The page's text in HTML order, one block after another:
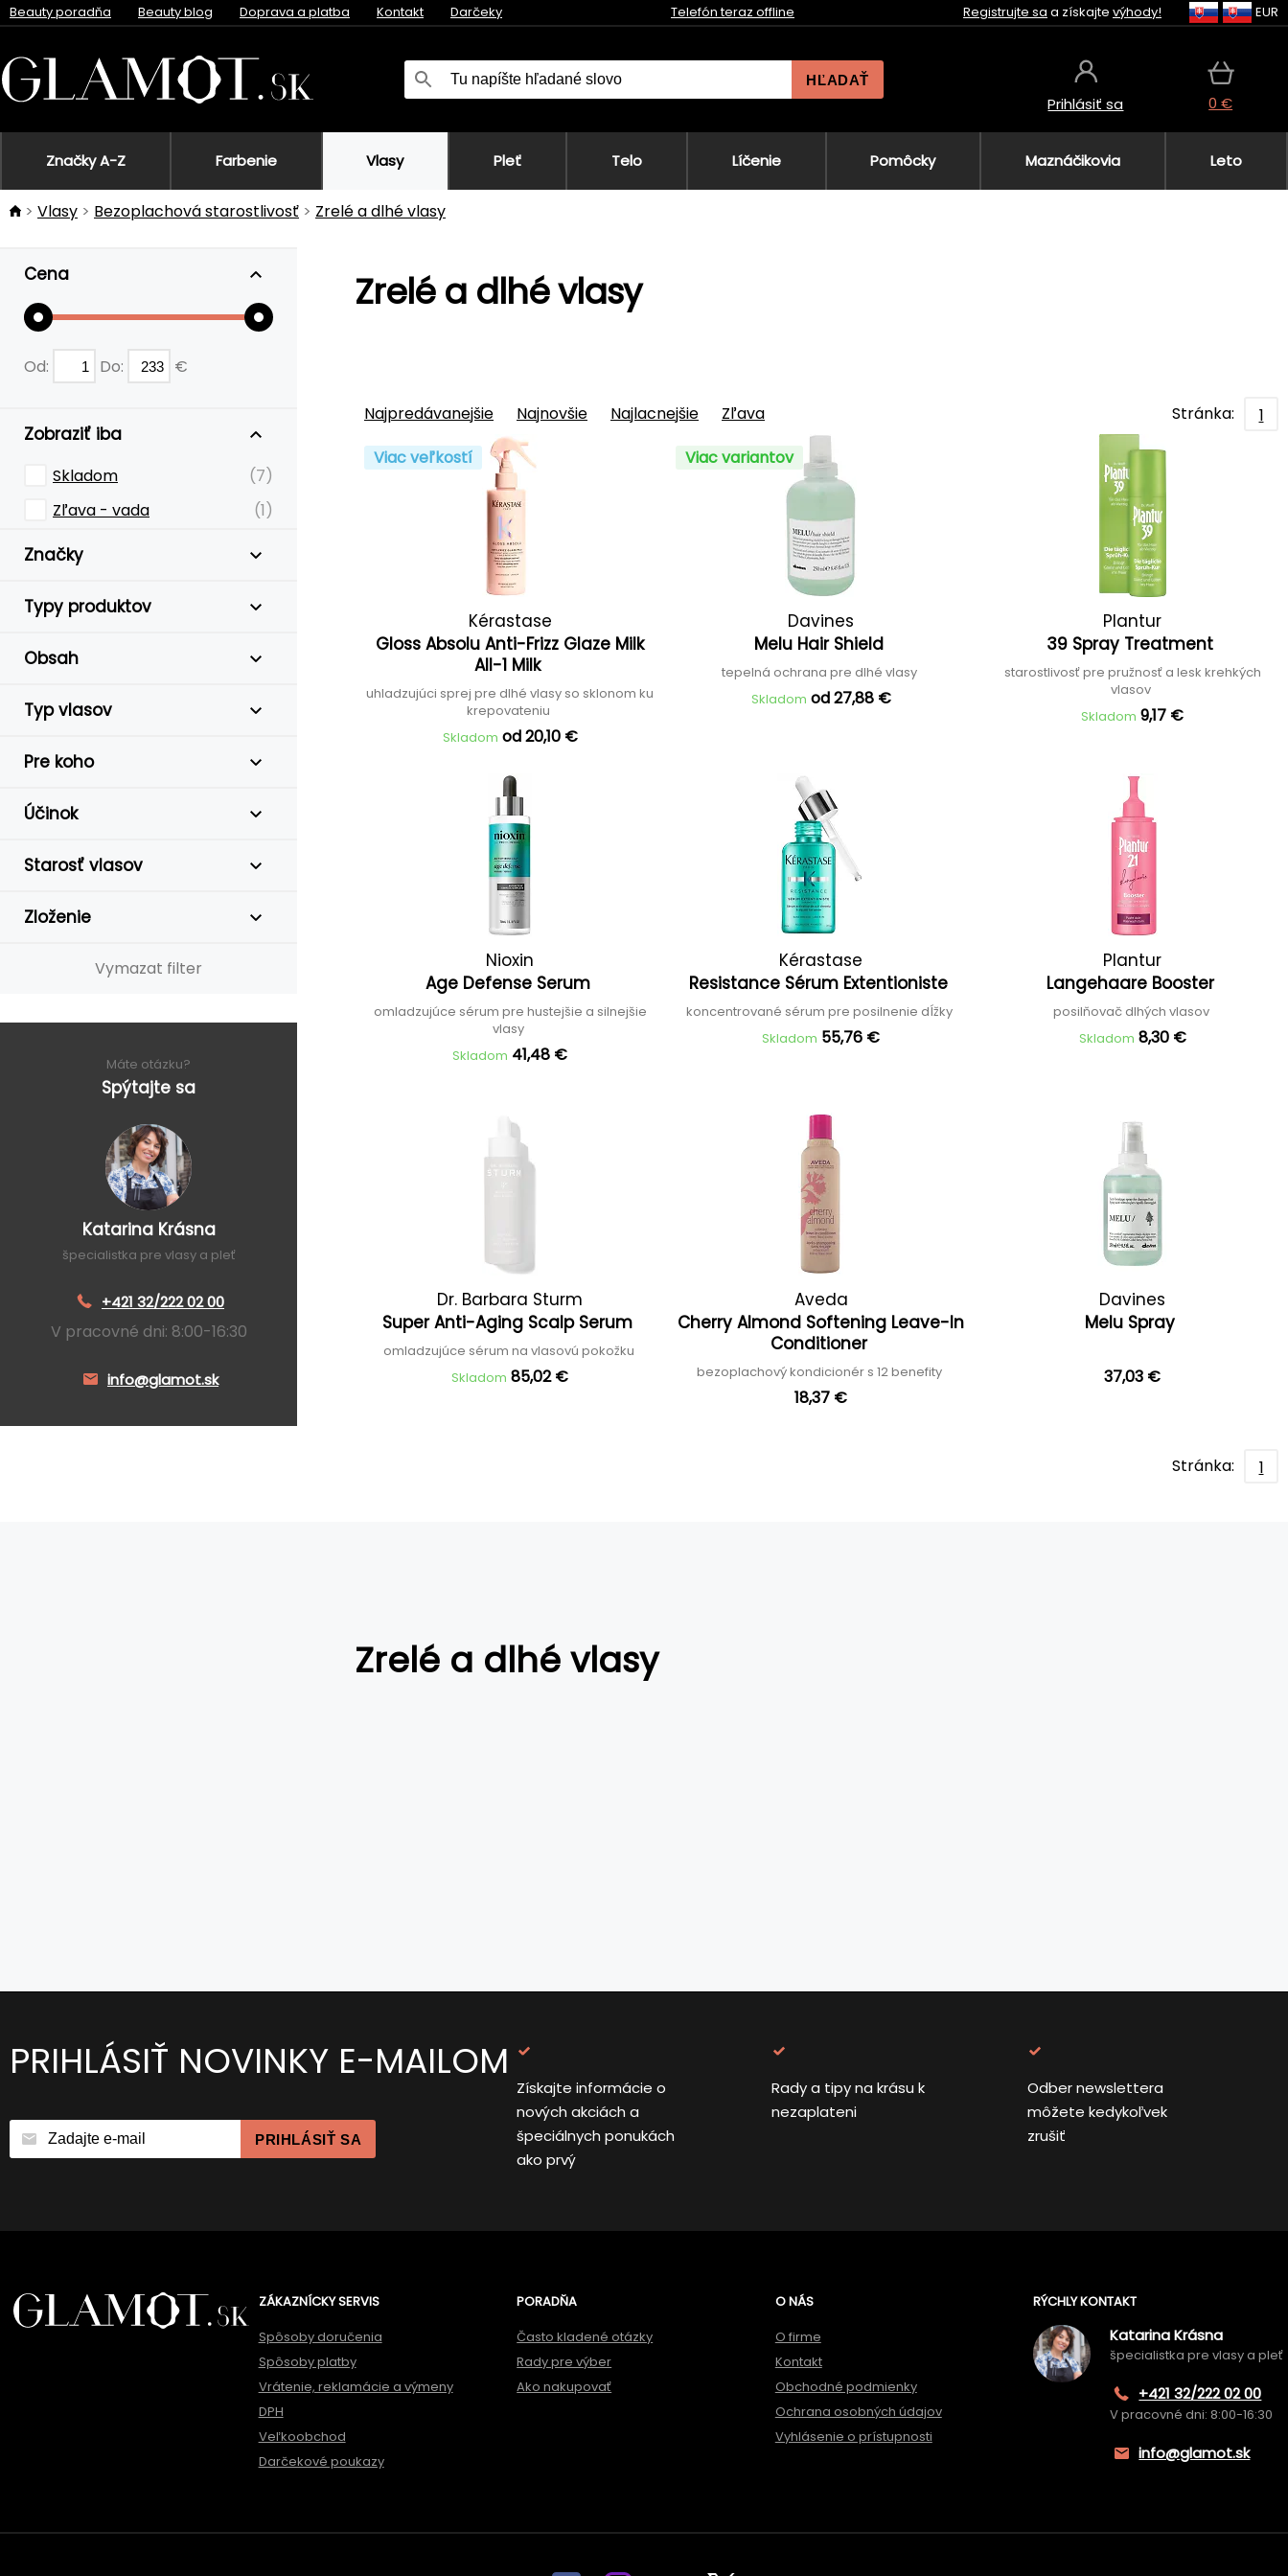
Beauty poradňa Beauty blog Doprava a platba Kontakt Darčeky Telefón teraz offline Registrujte sa a získajte výhody! EUR
HĽADAŤ
Prihlásiť sa 0 €
Značky A-Z Farbenie Vlasy Pleť Telo Líčenie Pomôcky Maznáčikovia Leto
Vlasy Bezoplachová starostlivosť Zrelé a dlhé vlasy
Cena
Od: Do: €
Zobraziť iba
Skladom
(7)
Zľava - vada
(1)
Značky
Typy produktov
Obsah
Typ vlasov
Pre koho
Účinok
Starosť vlasov
Zloženie
Vymazat filter
Máte otázku?
Spýtajte sa
Katarina Krásna
špecialistka pre vlasy a pleť
+421 32/222 02 00
V pracovné dni: 8:00-16:30
info@glamot.sk
Zrelé a dlhé vlasy
Najpredávanejšie Najnovšie Najlacnejšie Zľava Stránka:
1
Viac veľkostí
Kérastase
Gloss Absolu Anti-Frizz Glaze Milk
All-1 Milk
uhladzujúci sprej pre dlhé vlasy so sklonom ku
krepovateniu
Skladom od 20,10 €
Viac variantov
Davines
Melu Hair Shield
tepelná ochrana pre dlhé vlasy
Skladom od 27,88 €
Plantur
39 Spray Treatment
starostlivosť pre pružnosť a lesk krehkých
vlasov
Skladom 9,17 €
Nioxin
Age Defense Serum
omladzujúce sérum pre hustejšie a silnejšie
vlasy
Skladom 41,48 €
Kérastase
Resistance Sérum Extentioniste
koncentrované sérum pre posilnenie dĺžky
Skladom 55,76 €
Plantur
Langehaare Booster
posilňovač dlhých vlasov
Skladom 8,30 €
Dr. Barbara Sturm
Super Anti-Aging Scalp Serum
omladzujúce sérum na vlasovú pokožku
Skladom 85,02 €
Aveda
Cherry Almond Softening Leave-In
Conditioner
bezoplachový kondicionér s 12 benefity
18,37 €
Davines
Melu Spray
37,03 €
Stránka: 1
Zrelé a dlhé vlasy
PRIHLÁSIŤ NOVINKY E-MAILOM
PRIHLÁSIŤ SA
Získajte informácie o
nových akciách a
špeciálnych ponukách
ako prvý
Rady a tipy na krásu k
nezaplateni
Odber newslettera
môžete kedykoľvek
zrušiť
ZÁKAZNÍCKY SERVIS
Spôsoby doručenia
Spôsoby platby
Vrátenie, reklamácie a výmeny
DPH
Veľkoobchod
Darčekové poukazy
PORADŇA
Často kladené otázky
Rady pre výber
Ako nakupovať
O NÁS
O firme
Kontakt
Obchodné podmienky
Ochrana osobných údajov
Vyhlásenie o prístupnosti
RÝCHLY KONTAKT
Katarina Krásna
špecialistka pre vlasy a pleť
+421 32/222 02 00
V pracovné dni: 8:00-16:30
info@glamot.sk